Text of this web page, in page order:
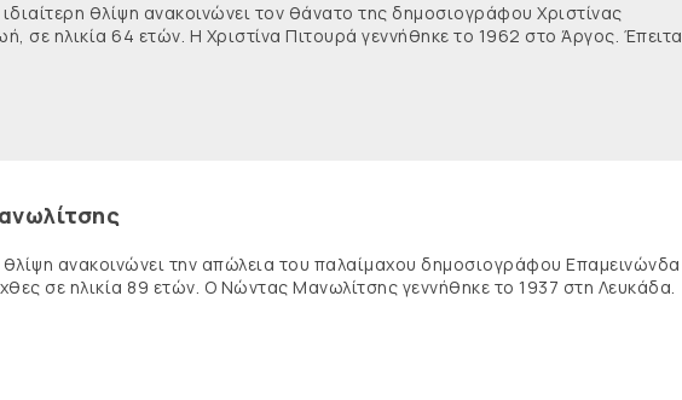
θλίψη ανακοινώνει τον θάνατο της δημοσιογράφου Χριστίνας
σε ηλικία 64 ετών. Η Χριστίνα Πιτουρά γεννήθηκε το 1962 στο Άργος. Έπειτα
ανακοινώνει την απώλεια του παλαίμαχου δημοσιογράφου Επαμεινώνδα
σε ηλικία 89 ετών. Ο Νώντας Μανωλίτσης γεννήθηκε το 1937 στη Λευκάδα.